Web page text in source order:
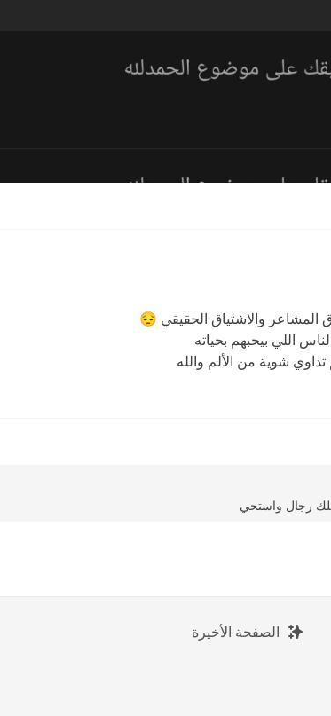
المشاعر والاشتياق الحقيقي 😔
اللي بيحبهم بحياته
شوية من الألم والله
رجال واستحي
الصفحة الأخيرة